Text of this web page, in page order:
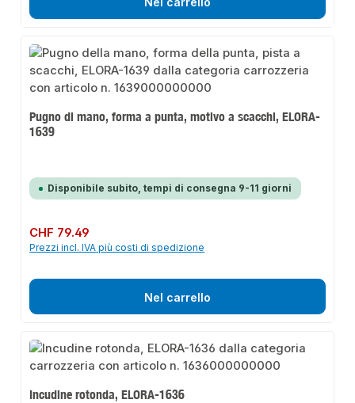
Pugno di mano, forma a punta, motivo a scacchi, ELORA-
1639
Disponibile subito, tempi di consegna 9-11 giorni
Prezzo normale:
CHF 79.49
Prezzi incl. IVA più costi di spedizione
Nel carrello
Incudine rotonda, ELORA-1636